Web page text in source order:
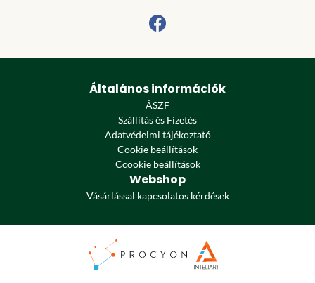
Általános információk
ÁSZF
Szállítás és Fizetés
Adatvédelmi tájékoztató
Cookie beállítások
Ccookie beállítások
Webshop
Vásárlással kapcsolatos kérdések